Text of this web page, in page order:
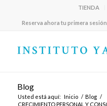
TIENDA
Reserva ahora tu primera
Blog
Usted está aquí: Inicio / Blog /
CRECIMIENTO PERSONAL Y